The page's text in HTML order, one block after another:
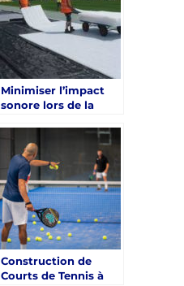
Minimiser l’impact
sonore lors de la
court de tennis à
Nice
Construction de
Courts de Tennis à